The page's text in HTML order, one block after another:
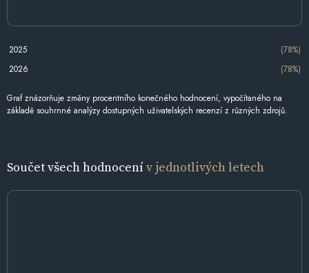
2025
(78%)
2026
(78%)
Graf znázorňuje změny procentního konečného hodnocení, vypočítaného na
základě souhrnné analýzy dostupných uživatelských recenzí z různých zdrojů.
Součet všech hodnocenív jednotlivých letech